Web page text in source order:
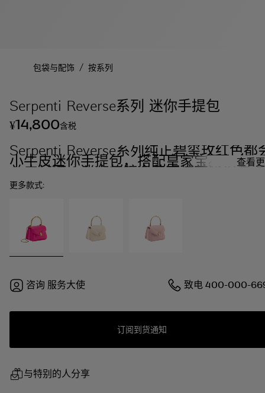
包袋与配饰 / 按系列
Serpenti Reverse系列 迷你手提包
¥14,800含税
Serpenti Reverse系列纯正碧玺玫红色都
小牛皮迷你手提包，搭配皇家宝石红色小
羊皮衬里。迷人的镀金黄铜蛇首磁扣，点
缀红色珐琅双眼。
查看
更多款式:
咨询 服务大使 致电400-000-
订阅到货通知
与特别的人分享